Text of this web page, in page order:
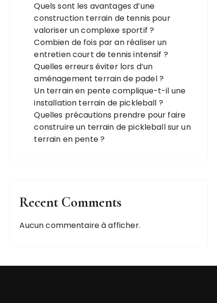
Quels sont les avantages d’une
construction terrain de tennis pour
valoriser un complexe sportif ?
Combien de fois par an réaliser un
entretien court de tennis intensif ?
Quelles erreurs éviter lors d’un
aménagement terrain de padel ?
Un terrain en pente complique-t-il une
installation terrain de pickleball ?
Quelles précautions prendre pour faire
construire un terrain de pickleball sur un
terrain en pente ?
Recent Comments
Aucun commentaire à afficher.